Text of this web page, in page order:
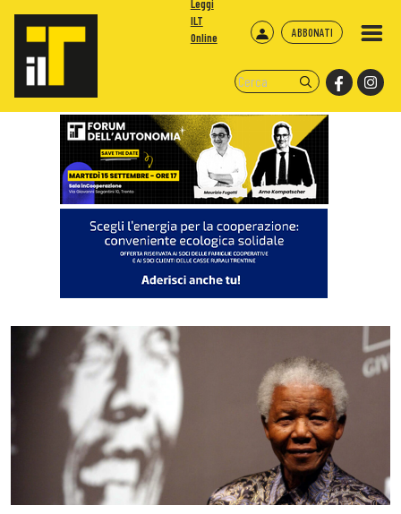
ABBONATI
Leggi
ILT
Online